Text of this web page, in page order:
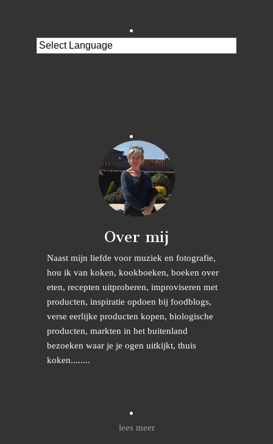
Over mij
Naast mijn liefde voor muziek en fotografie,
hou ik van koken, kookboeken, boeken over
eten, recepten uitproberen, improviseren met
producten, inspiratie opdoen bij foodblogs,
verse eerlijke producten kopen, biologische
producten, markten in het buitenland
bezoeken waar je je ogen uitkijkt, thuis
koken........
lees meer